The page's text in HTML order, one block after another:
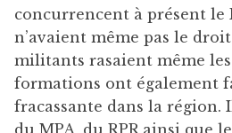
concurrencent à présent le
n’avaient même pas le
militants rasaient même les
formations ont également
fracassante dans la région.
du MPA, du RPR ainsi que